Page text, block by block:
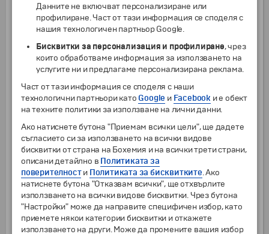
от0 г.до90 г. 163€ 318.80
Доплащане за съседни места в самолета (отиване и връщане ) - на
турист (подлежи на потвърждение)
от1 г. 55€ 107.57лв.
Специална услуга: Нощувка в хотел "Хемус" *** след пристигане
(цена на турист при настаняване в двойна стая)
Специална услуга: Нощувка в хотел "Хемус" *** след пристигане
(цена на турист при настаняване в единична стая)
Специална услуга: Нощувка в хотел "Хемус" *** преди отпътуване
(цена на турист при настаняване в двойна стая)
Специална услуга: Нощувка в хотел "Хемус" *** преди отпътуване
(цена на турист при настаняване в единична стая)
от1 г. 35.70€ 69.82лв.
Доплащане за места в самолета
от1 г. 25€ 48.90 лв.
Данните не включват персонализиране или
профилиране. Част от тази информация се споделя с
нашия технологичен партньор Google.
Бисквитки за персонализация и профилиране, чрез
които обработваме информация за използването на
услугите ни и предлагаме персонализирана реклама.
Част от тази информация се споделя с наши
технологични партньори като Google и Facebook и е обект
на техните политики за използване на лични данни.
Ако натиснете бутона "Приемам всички цели", ще дадете
съгласието си за използването на всички видове
бисквитки от страна на Бохемия и на всички трети страни,
описани детайлно в Политиката за
поверителности Политиката за бисквитките. Ако
натиснете бутона "Отказвам всички", ще отхвърлите
използването на всички видове бисквитки. Чрез бутона
"Настройки" може да направите специфичен избор, като
приемете някои категории бисквитки и откажете
използването на други. Може да промените вашия избор